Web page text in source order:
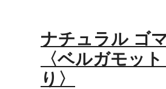
ナチュラル ゴ
〈ベルガモッ
り〉